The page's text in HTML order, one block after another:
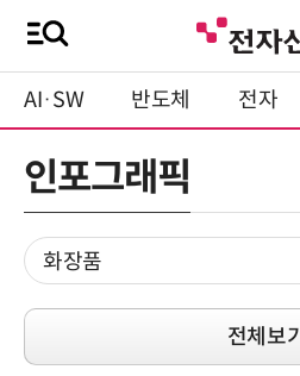
AI·SW 반도체 전자
인포그래픽
전체보기